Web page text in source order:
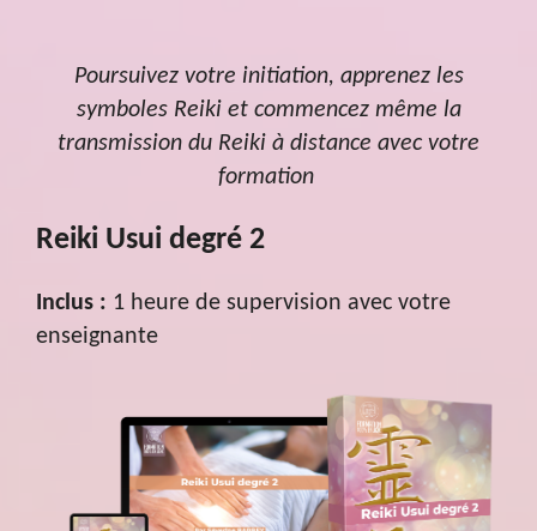
Poursuivez votre initiation, apprenez les
symboles Reiki et commencez même la
transmission du Reiki à distance avec votre
formation
Reiki Usui degré 2
Inclus : 1 heure de supervision avec votre
enseignante